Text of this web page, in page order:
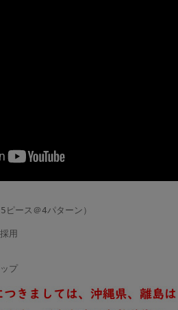
ース＠4パターン）
用
プ